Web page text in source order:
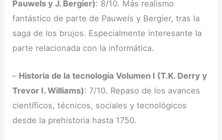
Pauwels y J. Bergier): 8/10. Más realismo
fantástico de parte de Pauwels y Bergier, tras la
saga de los brujos. Especialmente interesante la
parte relacionada con la informática.
– Historia de la tecnología Volumen I (T.K. Derry y
Trevor I. Williams): 7/10. Repaso de los avances
científicos, técnicos, sociales y tecnológicos
desde la prehistoria hasta 1750.